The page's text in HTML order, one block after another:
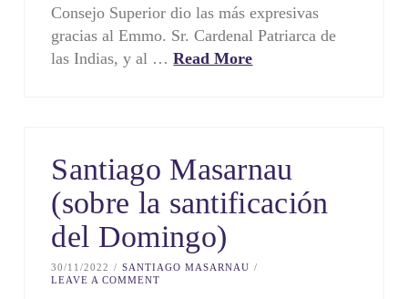
Consejo Superior dio las más expresivas
gracias al Emmo. Sr. Cardenal Patriarca de
las Indias, y al …Read More
Santiago Masarnau
(sobre la santificación
del Domingo)
30/11/2022
SANTIAGO MASARNAU
LEAVE A COMMENT